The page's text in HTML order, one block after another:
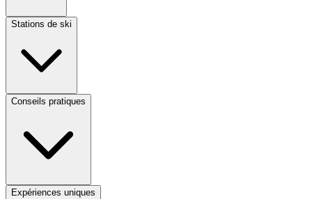
Stations de ski
Conseils pratiques
Expériences uniques